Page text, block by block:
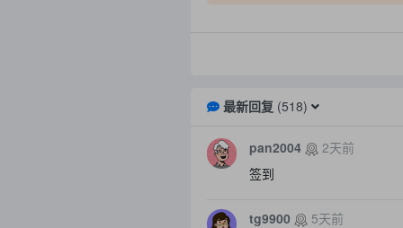
最新回复(518)
pan2004
2天前
签到
tg9900
5天前